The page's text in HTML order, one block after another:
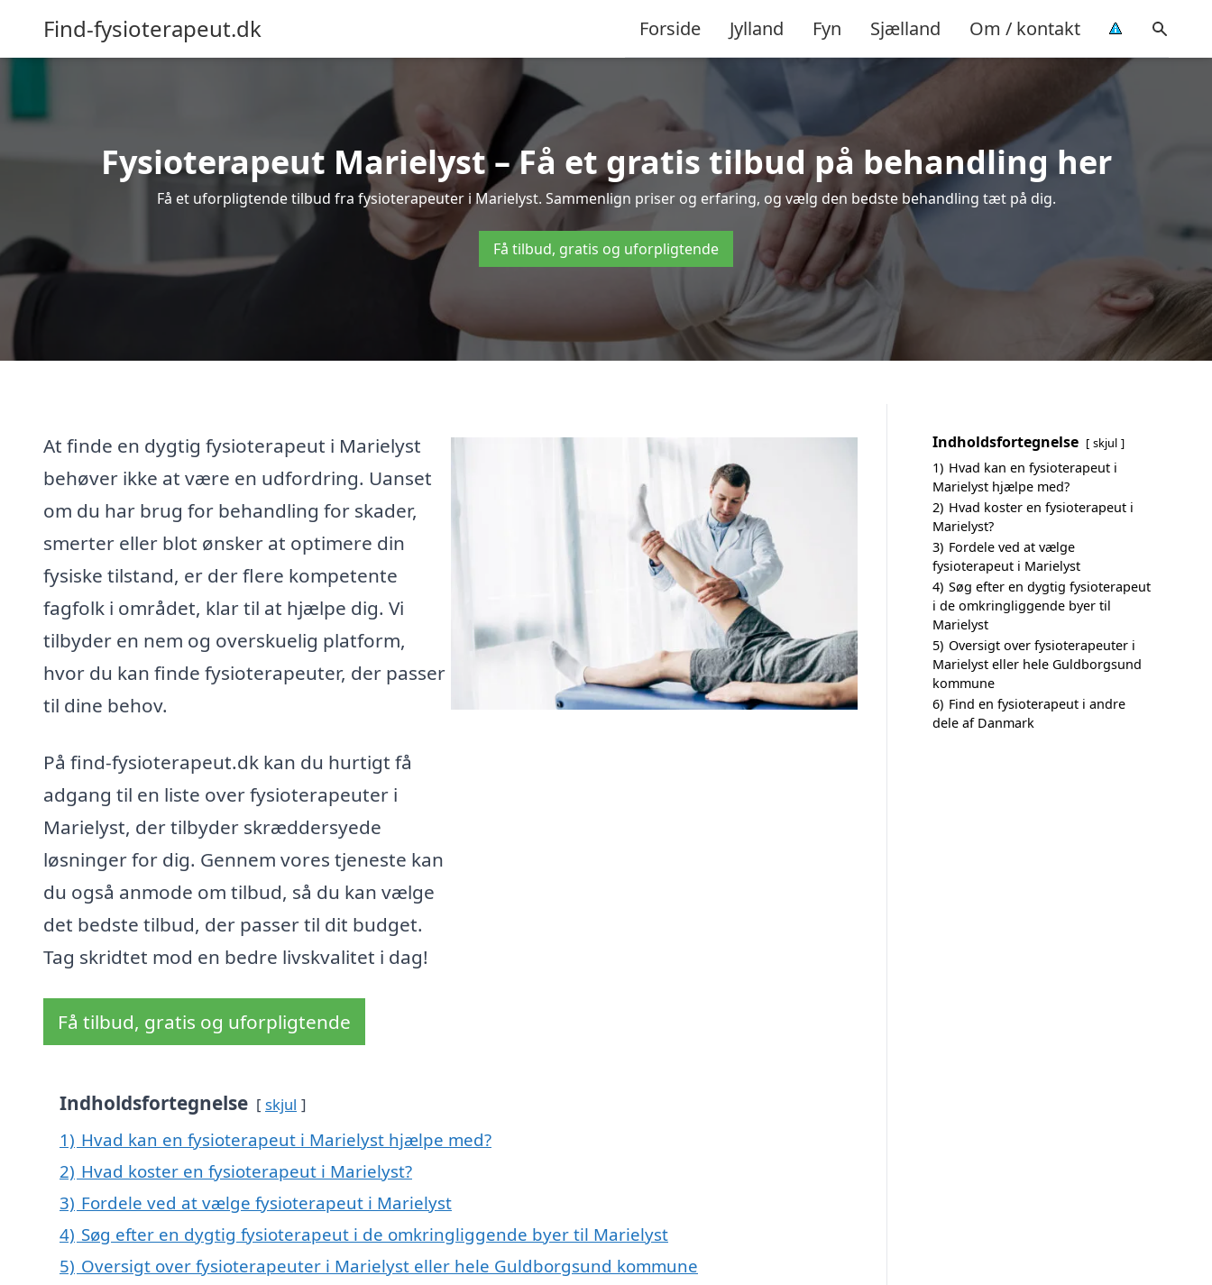
Find-fysioterapeut.dk Forside Jylland Fyn Sjælland Om / kontakt
Fysioterapeut Marielyst – Få et gratis tilbud på behandling her
Få et uforpligtende tilbud fra fysioterapeuter i Marielyst. Sammenlign priser og erfaring, og vælg den bedste behandling tæt på dig.
Få tilbud, gratis og uforpligtende
At finde en dygtig fysioterapeut i Marielyst
behøver ikke at være en udfordring. Uanset
om du har brug for behandling for skader,
smerter eller blot ønsker at optimere din
fysiske tilstand, er der flere kompetente
fagfolk i området, klar til at hjælpe dig. Vi
tilbyder en nem og overskuelig platform,
hvor du kan finde fysioterapeuter, der passer
til dine behov.
På find-fysioterapeut.dk kan du hurtigt få
adgang til en liste over fysioterapeuter i
Marielyst, der tilbyder skræddersyede
løsninger for dig. Gennem vores tjeneste kan
du også anmode om tilbud, så du kan vælge
det bedste tilbud, der passer til dit budget.
Tag skridtet mod en bedre livskvalitet i dag!
Få tilbud, gratis og uforpligtende
Indholdsfortegnelse skjul
1) Hvad kan en fysioterapeut i Marielyst hjælpe med?
2) Hvad koster en fysioterapeut i Marielyst?
3) Fordele ved at vælge fysioterapeut i Marielyst
4) Søg efter en dygtig fysioterapeut i de omkringliggende byer til Marielyst
5) Oversigt over fysioterapeuter i Marielyst eller hele Guldborgsund kommune
Indholdsfortegnelse skjul
1) Hvad kan en fysioterapeut i
Marielyst hjælpe med?
2) Hvad koster en fysioterapeut i
Marielyst?
3) Fordele ved at vælge
fysioterapeut i Marielyst
4) Søg efter en dygtig fysioterapeut
i de omkringliggende byer til
Marielyst
5) Oversigt over fysioterapeuter i
Marielyst eller hele Guldborgsund
kommune
6) Find en fysioterapeut i andre
dele af Danmark